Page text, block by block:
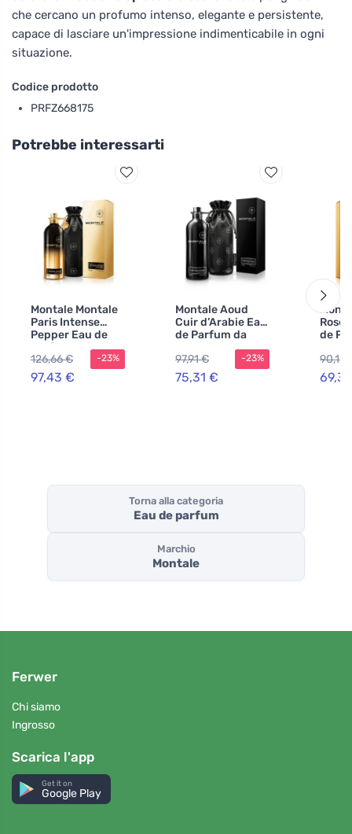
che cercano un profumo intenso, elegante e persistente,
capace di lasciare un'impressione indimenticabile in ogni
situazione.
Codice prodotto
PRFZ668175
Potrebbe interessarti
Montale Montale
Paris Intense
Pepper Eau de
Parfum unisex
126,66 €
97,43 €
-23%
Montale Aoud
Cuir d’Arabie Eau
de Parfum da
97,91 €
75,31 €
-23%
Rose
de
90,12
Torna alla categoria
Eau de parfum
Marchio
Montale
Ferwer
Chi siamo
Ingrosso
Scarica l'app
Get it on
Google Play